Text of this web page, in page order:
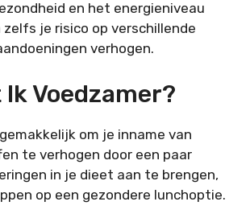
en het energieniveau
je risico op verschillende
verhogen.
Ik Voedzamer?
om je inname van
te verhogen door een paar
in je dieet aan te brengen,
op een gezondere lunchoptie.